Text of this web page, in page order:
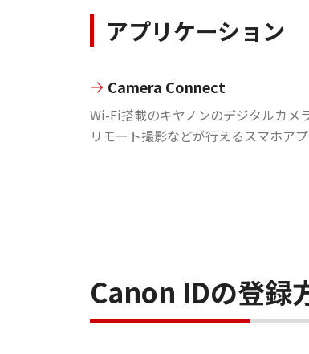
アプリケーション
Camera Connect
Wi-Fi搭載のキヤノンのデジタルカメ
リモート撮影などが行えるスマホアプ
Canon IDの登録